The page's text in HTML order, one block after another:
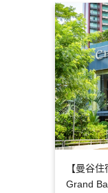
【曼谷
Grand